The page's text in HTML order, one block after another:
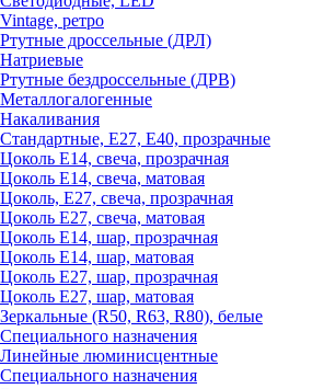
Vintage, ретро
Ртутные дроссельные (ДРЛ)
Натриевые
Ртутные бездроссельные (ДРВ)
Металлогалогенные
Накаливания
Стандартные, Е27, Е40, прозрачные
Цоколь Е14, свеча, прозрачная
Цоколь Е14, свеча, матовая
Цоколь, Е27, свеча, прозрачная
Цоколь Е27, свеча, матовая
Цоколь Е14, шар, прозрачная
Цоколь Е14, шар, матовая
Цоколь Е27, шар, прозрачная
Цоколь Е27, шар, матовая
Зеркальные (R50, R63, R80), белые
Специального назначения
Линейные люминисцентные
Специального назначения